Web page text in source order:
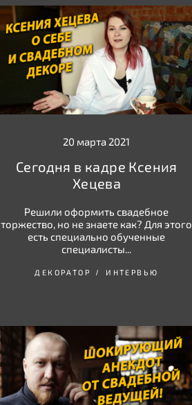
20 марта 2021
Сегодня в кадре Ксения
Хецева
Решили оформить свадебное
торжество, но не знаете как? Для этого
есть специально обученные
специалисты...
ДЕКОРАТОР ИНТЕРВЬЮ